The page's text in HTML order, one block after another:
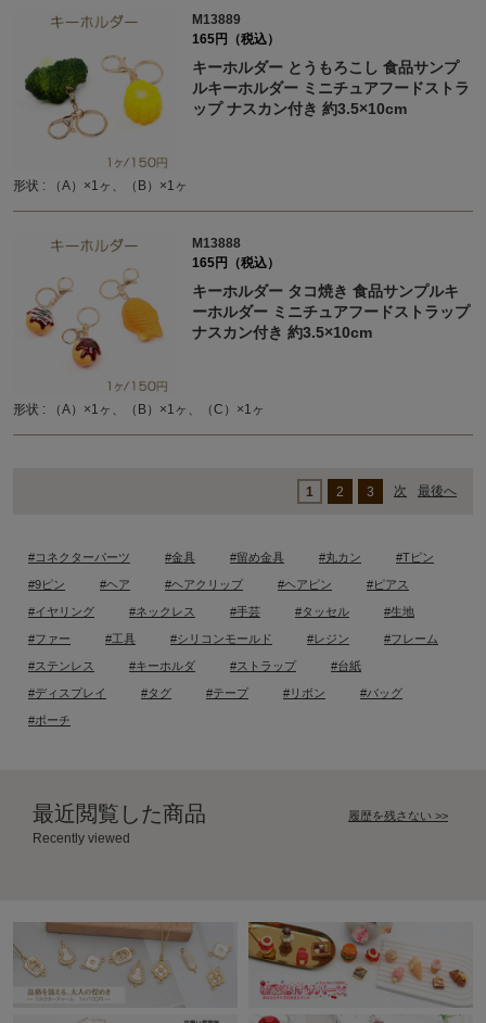
M13889
165円（税込）
キーホルダー とうもろこし 食品サンプ
ルキーホルダー ミニチュアフードストラ
ップ ナスカン付き 約3.5×10cm
形状 : （A）×1ヶ、（B）×1ヶ
M13888
165円（税込）
キーホルダー タコ焼き 食品サンプルキ
ーホルダー ミニチュアフードストラップ
ナスカン付き 約3.5×10cm
形状 : （A）×1ヶ、（B）×1ヶ、（C）×1ヶ
1 2 3 次 最後へ
#コネクターパーツ #金具 #留め金具 #丸カン #Tピン
#9ピン #ヘア #ヘアクリップ #ヘアピン #ピアス
#イヤリング #ネックレス #手芸 #タッセル #生地
#ファー #工具 #シリコンモールド #レジン #フレーム
#ステンレス #キーホルダ #ストラップ #台紙
#ディスプレイ #タグ #テープ #リボン #バッグ
#ポーチ
最近閲覧した商品
Recently viewed
履歴を残さない >>